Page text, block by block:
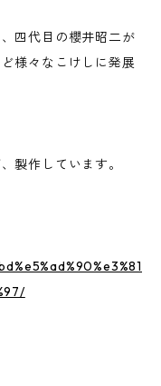
四代目の櫻井昭二が
様々なこけしに発展
製作しています。